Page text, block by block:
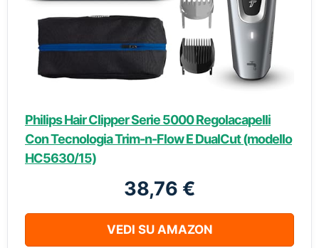
Philips Hair Clipper Serie 5000 Regolacapelli
Con Tecnologia Trim-n-Flow E DualCut (modello
HC5630/15)
38,76 €
VEDI SU AMAZON